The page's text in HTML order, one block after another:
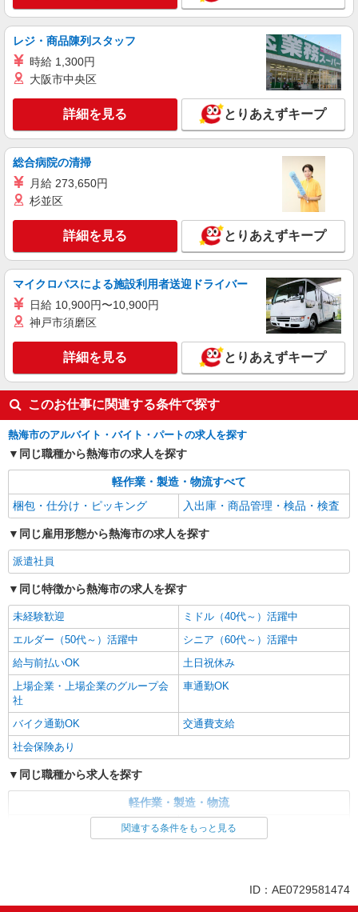
レジ・商品陳列スタッフ
時給 1,300円
大阪市中央区
詳細を見る とりあえずキープ
総合病院の清掃
月給 273,650円
杉並区
詳細を見る とりあえずキープ
マイクロバスによる施設利用者送迎ドライバー
日給 10,900円〜10,900円
神戸市須磨区
詳細を見る とりあえずキープ
このお仕事に関連する条件で探す
熱海市のアルバイト・バイト・パートの求人を探す
同じ職種から熱海市の求人を探す
軽作業・製造・物流すべて
梱包・仕分け・ピッキング
入出庫・商品管理・検品・検査
同じ雇用形態から熱海市の求人を探す
派遣社員
同じ特徴から熱海市の求人を探す
未経験歓迎
ミドル（40代～）活躍中
エルダー（50代～）活躍中
シニア（60代～）活躍中
給与前払いOK
土日祝休み
上場企業・上場企業のグループ会
社
車通勤OK
バイク通勤OK
交通費支給
社会保険あり
同じ職種から求人を探す
軽作業・製造・物流
梱包・仕分け・ピッキング
入出庫・商品管理・検品・検査
土日祝休み
上場企業・上場企業のグループ会
関連する条件をもっと見る
ID：AE0729581474